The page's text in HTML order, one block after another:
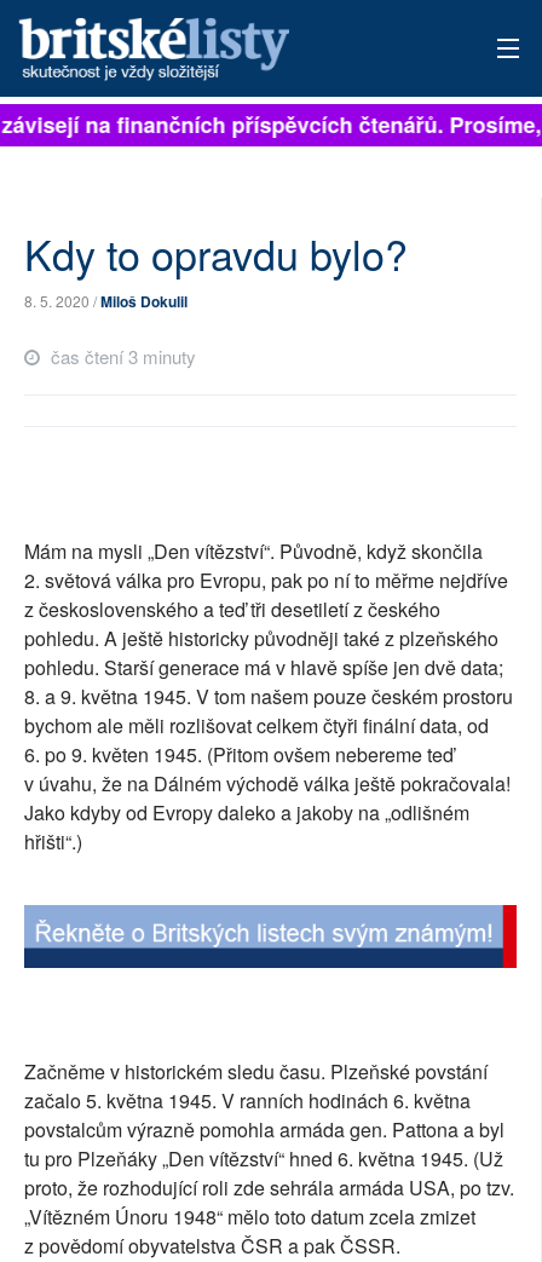
PŘIHLÁSIT
ARCHIV
ROZHOVORY
TÉMATA
SOCIÁLNÍ SÍTĚ
RUBRIKY
PLNÁ VERZE STRÁNEK
na finančních příspěvcích čtenářů. Prosíme,
Kdy to opravdu bylo?
8. 5. 2020 /Miloš Dokulil
čas čtení 3 minuty
Mám na mysli „Den vítězství“. Původně, když skončila
2. světová válka pro Evropu, pak po ní to měřme nejdříve
z československého a teď tři desetiletí z českého
pohledu. A ještě historicky původněji také z plzeňského
pohledu. Starší generace má v hlavě spíše jen dvě data;
8. a 9. května 1945. V tom našem pouze českém prostoru
bychom ale měli rozlišovat celkem čtyři finální data, od
6. po 9. květen 1945. (Přitom ovšem nebereme teď
v úvahu, že na Dálném východě válka ještě pokračovala!
Jako kdyby od Evropy daleko a jakoby na „odlišném
hřišti“.)
Začněme v historickém sledu času. Plzeňské povstání
začalo 5. května 1945. V ranních hodinách 6. května
povstalcům výrazně pomohla armáda gen. Pattona a byl
tu pro Plzeňáky „Den vítězství“ hned 6. května 1945. (Už
proto, že rozhodující roli zde sehrála armáda USA, po tzv.
„Vítězném Únoru 1948“ mělo toto datum zcela zmizet
z povědomí obyvatelstva ČSR a pak ČSSR.